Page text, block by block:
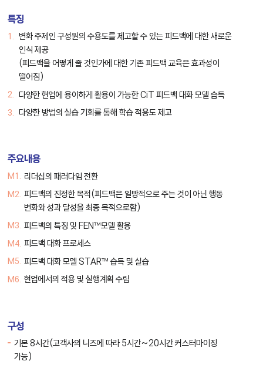
특징
변화 주체인 구성원의 수용도를 제고할 수 있는 피드백에 대한 새로운
인식 제공
(피드백을 어떻게 줄 것인가에 대한 기존 피드백 교육은 효과성이
떨어짐)
다양한 현업에 용이하게 활용이 가능한 CiT 피드백 대화 모델 습득
다양한 방법의 실습 기회를 통해 학습 적용도 제고
주요내용
리더십의 패러다임 전환
피드백의 진정한 목적(피드백은 일방적으로 주는 것이 아닌 행동
변화와 성과 달성을 최종 목적으로함)
피드백의 특징 및 FEN™모델 활용
피드백 대화 프로세스
피드백 대화 모델 STAR™ 습득 및 실습
현업에서의 적용 및 실행계획 수립
구성
기본 8시간(고객사의 니즈에 따라 5시간~20시간 커스터마이징
가능)